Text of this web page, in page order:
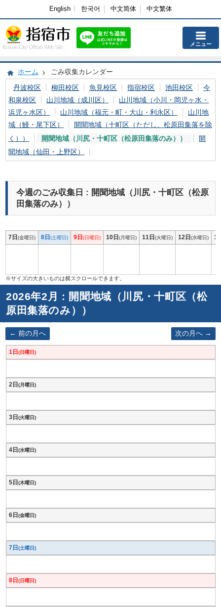
English 한국어 中文简体 中文繁体
Ibusuki City Official Web Site メニュー
ホーム
ごみ収集カレンダー
丹波校区
柳田校区 魚見校区 指宿校区 池田校区
今
和泉校区
山川地域（成川区）
山川地域（小川・岡児ヶ水・
浜児ヶ水区）
山川地域（福元・町・大山・利永区）
山川地
域（鰻・尾下区）
開聞地域（十町区（ただし、松原田集落を除
く））
開聞地域（川尻・十町区（松原田集落のみ））
開
聞地域（仙田・上野区）
今週のごみ収集日 : 開聞地域（川尻・十町区（松原
田集落のみ））
7日(金曜日) 8日(土曜日) 9日(日曜日) 10日(月曜日) 11日(火曜日) 12日(水曜日)
2026年2月 : 開聞地域（川尻・十町区（松
原田集落のみ））
前の月へ 次の月へ
1日 (日曜日)
2日 (月曜日)
3日 (火曜日)
4日 (水曜日)
5日 (木曜日)
6日 (金曜日)
7日 (土曜日)
8日 (日曜日)